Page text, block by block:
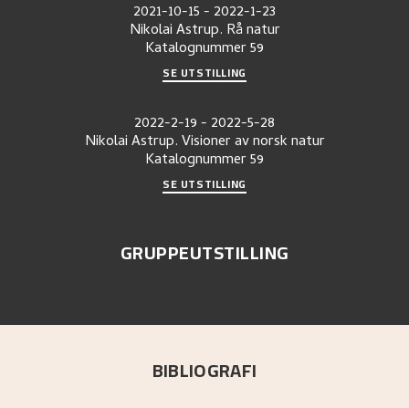
2021-10-15- 2022-1-23
Nikolai Astrup. Rå natur
Katalognummer59
SE UTSTILLING
2022-2-19- 2022-5-28
Nikolai Astrup. Visioner av norsk natur
Katalognummer59
SE UTSTILLING
GRUPPEUTSTILLING
BIBLIOGRAFI